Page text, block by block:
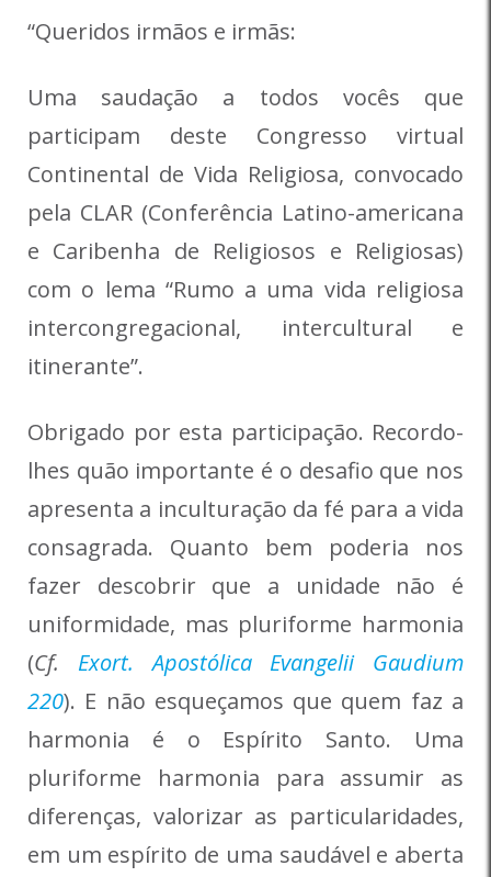
“Queridos irmãos e irmãs:
Uma saudação a todos vocês que
participam deste Congresso virtual
Continental de Vida Religiosa, convocado
pela CLAR (Conferência Latino-americana
e Caribenha de Religiosos e Religiosas)
com o lema “Rumo a uma vida religiosa
intercongregacional, intercultural e
itinerante”.
Obrigado por esta participação. Recordo-
lhes quão importante é o desafio que nos
apresenta a inculturação da fé para a vida
consagrada. Quanto bem poderia nos
fazer descobrir que a unidade não é
uniformidade, mas pluriforme harmonia
(Cf. Exort. Apostólica Evangelii Gaudium
220). E não esqueçamos que quem faz a
harmonia é o Espírito Santo. Uma
pluriforme harmonia para assumir as
diferenças, valorizar as particularidades,
em um espírito de uma saudável e aberta